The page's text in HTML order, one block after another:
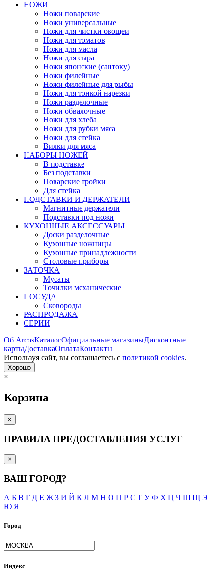
НОЖИ
Ножи поварские
Ножи универсальные
Ножи для чистки овощей
Ножи для томатов
Ножи для масла
Ножи для сыра
Ножи японские (сантоку)
Ножи филейные
Ножи филейные для рыбы
Ножи для тонкой нарезки
Ножи разделочные
Ножи обвалочные
Ножи для хлеба
Ножи для рубки мяса
Ножи для стейка
Вилки для мяса
НАБОРЫ НОЖЕЙ
В подставке
Без подставки
Поварские тройки
Для стейка
ПОДСТАВКИ И ДЕРЖАТЕЛИ
Магнитные держатели
Подставки под ножи
КУХОННЫЕ АКСЕССУАРЫ
Доски разделочные
Кухонные ножницы
Кухонные принадлежности
Столовые приборы
ЗАТОЧКА
Мусаты
Точилки механические
ПОСУДА
Сковороды
РАСПРОДАЖА
СЕРИИ
Об ArcosКаталогОфициальные магазиныДисконтные
картыДоставкаОплатаКонтакты
Используя сайт, вы согла­шаетесь с политикой cookies.
Хорошо
×
Корзина
×
ПРАВИЛА ПРЕДОСТАВЛЕНИЯ УСЛУГ
×
ВАШ ГОРОД?
А Б В Г Д Е Ж З И Й К Л М Н О П Р С Т У Ф Х Ц Ч Ш Щ Э
Ю Я
Город
Индекс